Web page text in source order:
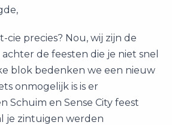
cie precies? Nou, wij zijn de
de feesten die je niet snel
blok bedenken we een nieuw
onmogelijk is is er
Schuim en Sense City feest
je zintuigen werden